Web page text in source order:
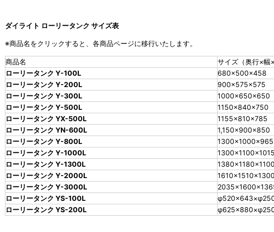
ダイライト ローリータンク サイズ表
※商品名をクリックすると、各商品ページに移行いたします。
商品名 サイズ（奥行×幅
ローリータンク Y-100L
680×500×458
ローリータンク Y-200L
900×575×575
ローリータンク Y-300L
1000×650×650
ローリータンク Y-500L
1150×840×750
ローリータンク YX-500L
1155×810×785
ローリータンク YN-600L
1,150×900×850
ローリータンク Y-800L
1300×1000×965
ローリータンク Y-1000L
1300×1100×1015
ローリータンク Y-1300L
1380×1180×1100
ローリータンク Y-2000L
1610×1510×1300
ローリータンク Y-3000L
ローリータンク YS-100L
ローリータンク YS-200L